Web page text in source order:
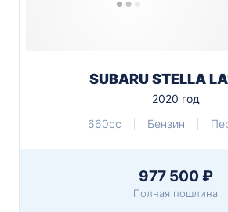
SUBARU STELLA
2020 год
660cc
Бензин
977 500 ₽
Полная пошлина